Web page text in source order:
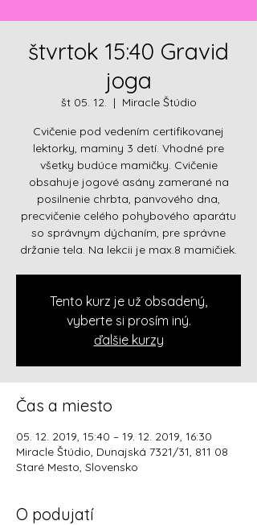
štvrtok 15:40 Gravid
joga
št 05. 12.
  |
Miracle Štúdio
Cvičenie pod vedením certifikovanej
lektorky, maminy 3 detí. Vhodné pre
všetky budúce mamičky. Cvičenie
obsahuje jogové asány zamerané na
posilnenie chrbta, panvového dna,
precvičenie celého pohybového aparátu
so správnym dýchaním, pre správne
držanie tela. Na lekcii je max.8 mamičiek.
Tento kurz je už obsadený,
vyberte si prosím iný.
ďalšie kurzy
Čas a miesto
05. 12. 2019, 15:40 – 19. 12. 2019, 16:30
Miracle Štúdio, Dunajská 7321/31, 811 08
Staré Mesto, Slovensko
O podujatí